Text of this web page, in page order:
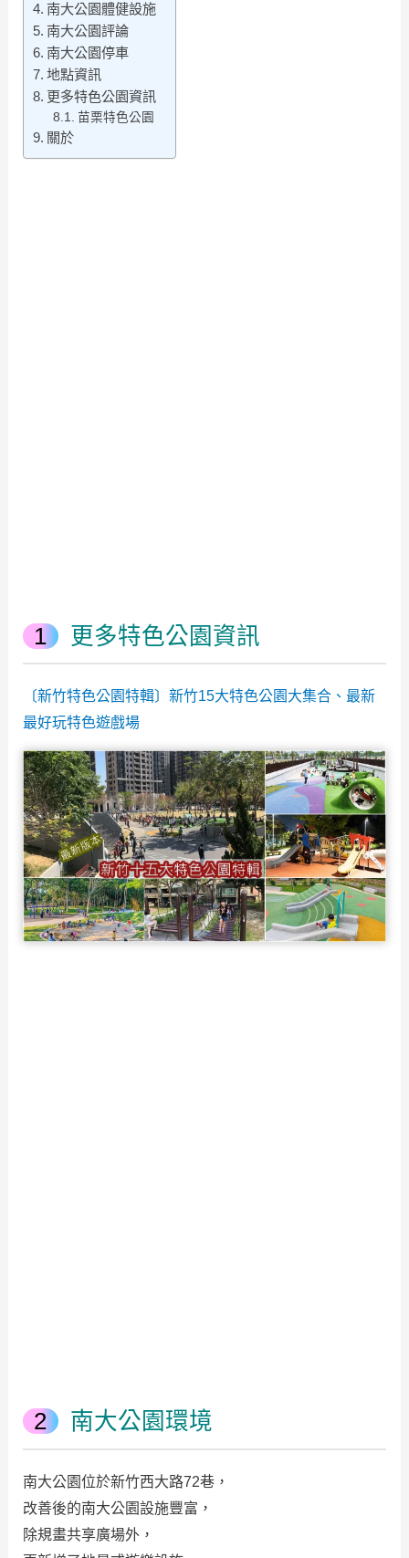
南大公園體健設施
南大公園評論
南大公園停車
地點資訊
更多特色公園資訊
苗栗特色公園
關於
更多特色公園資訊
〔新竹特色公園特輯〕新竹15大特色公園大集合、最新
最好玩特色遊戲場
南大公園環境
南大公園位於新竹西大路72巷，
改善後的南大公園設施豐富，
除規畫共享廣場外，